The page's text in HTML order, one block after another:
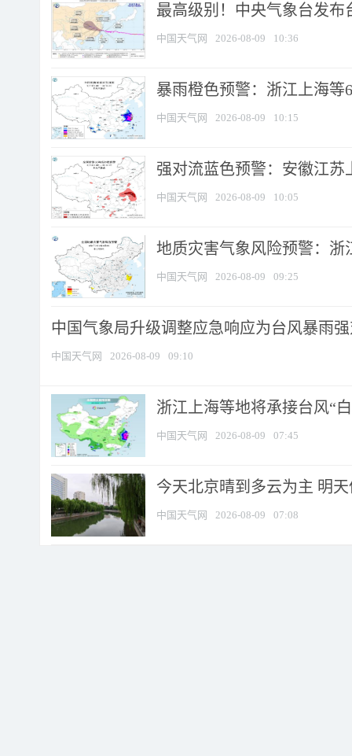
最高级别！中央气象台发布
中国天气网 2026-08-09 10:36
暴雨橙色预警：浙江上海等
中国天气网 2026-08-09 10:15
强对流蓝色预警：安徽江苏
中国天气网 2026-08-09 10:05
地质灾害气象风险预警：浙
中国天气网 2026-08-09 09:25
中国气象局升级调整应急响应为台风暴雨
中国天气网 2026-08-09 09:10
浙江上海等地将承接台风“
中国天气网 2026-08-09 07:45
今天北京晴到多云为主 明
中国天气网 2026-08-09 07:08